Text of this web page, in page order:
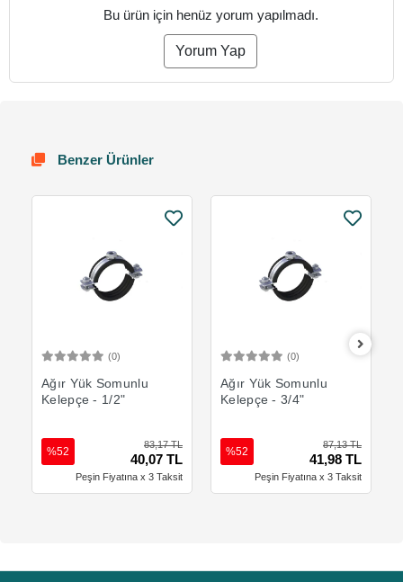
Bu ürün için henüz yorum yapılmadı.
Yorum Yap
Benzer Ürünler
(0)
Ağır Yük Somunlu
Kelepçe - 1/2"
83,17 TL
40,07 TL
%52
Peşin Fiyatına x 3 Taksit
(0)
Ağır Yük Somunlu
Kelepçe - 3/4"
87,13 TL
41,98 TL
%52
Peşin Fiyatına x 3 Taksit